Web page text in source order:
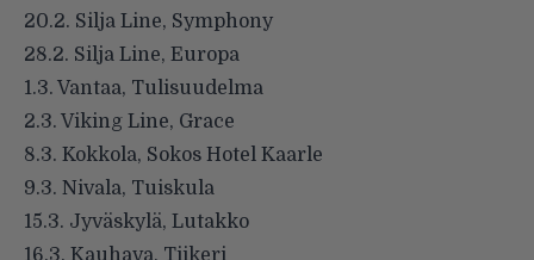
20.2. Silja Line, Symphony
28.2. Silja Line, Europa
1.3. Vantaa, Tulisuudelma
2.3. Viking Line, Grace
8.3. Kokkola, Sokos Hotel Kaarle
9.3. Nivala, Tuiskula
15.3. Jyväskylä, Lutakko
16.3. Kauhava, Tiikeri